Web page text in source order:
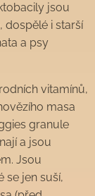
jsou
dospělé i starší
a psy
vitamínů,
masa
granule
a jsou
Jsou
se jen suší,